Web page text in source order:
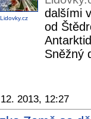
Lidovky.cz
dalšími
od
Sněžný
2013, 12:27